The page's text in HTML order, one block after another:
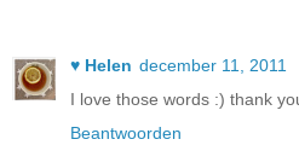
♥ Helen december 11, 2011
I love those words :) thank
Beantwoorden